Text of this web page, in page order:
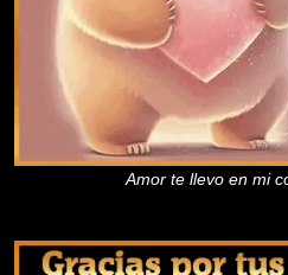
Amor te llevo en mi